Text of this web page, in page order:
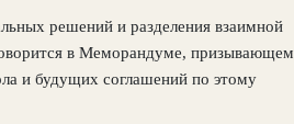
решений и разделения взаимной
в Меморандуме, призывающем
и будущих соглашений по этому